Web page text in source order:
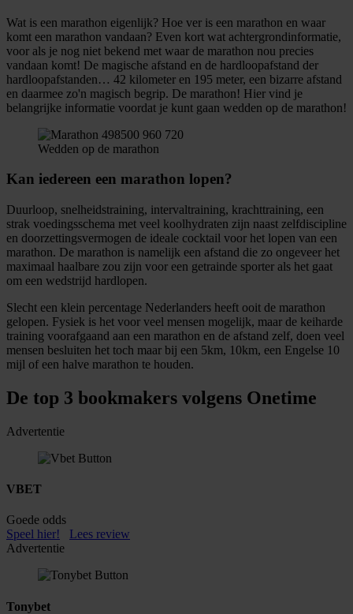
Wat is een marathon eigenlijk? Hoe ver is een marathon en waar
komt een marathon vandaan? Even kort wat achtergrondinformatie,
voor als je nog niet bekend met waar de marathon nou precies
vandaan komt! De magische afstand en de hardloopafstand der
hardloopafstanden… 42 kilometer en 195 meter, een bizarre afstand
en daarmee zo'n magisch begrip. De marathon! Hier vind je
belangrijke informatie voordat je kunt gaan wedden op de marathon!
Wedden op de marathon
Kan iedereen een marathon lopen?
Duurloop, snelheidstraining, intervaltraining, krachttraining, een
strak voedingsschema met veel koolhydraten zijn naast zelfdiscipline
en doorzettingsvermogen de ideale cocktail voor het lopen van een
marathon. De marathon is namelijk een afstand die zo ongeveer het
maximaal haalbare zou zijn voor een getrainde sporter als het gaat
om een wedstrijd hardlopen.
Slecht een klein percentage Nederlanders heeft ooit de marathon
gelopen. Fysiek is het voor veel mensen mogelijk, maar de keiharde
training voorafgaand aan een marathon en de afstand zelf, doen veel
mensen besluiten het toch maar bij een 5km, 10km, een Engelse 10
mijl of een halve marathon te houden.
De top 3 bookmakers volgens Onetime
Advertentie
VBET
Goede odds
Speel hier!
Lees review
Advertentie
Tonybet